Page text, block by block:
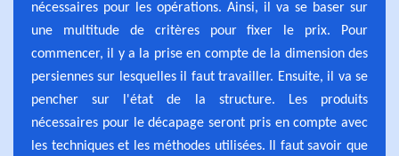
nécessaires pour les opérations. Ainsi, il va se baser sur
une multitude de critères pour fixer le prix. Pour
commencer, il y a la prise en compte de la dimension des
persiennes sur lesquelles il faut travailler. Ensuite, il va se
pencher sur l'état de la structure. Les produits
nécessaires pour le décapage seront pris en compte avec
les techniques et les méthodes utilisées. Il faut savoir que